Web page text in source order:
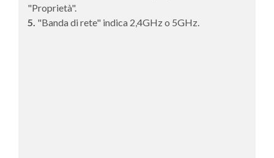
"Proprietà".
5. "Banda di rete" indica 2,4GHz o 5GHz.